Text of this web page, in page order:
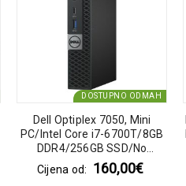
DOSTUPNO ODMAH
Dell Optiplex 7050, Mini
PC/Intel Core i7-6700T/8GB
DDR4/256GB SSD/No
optic/Dell 130watt
19.5V/6.7a pin/Windows 10
Cijena od: 160,00€